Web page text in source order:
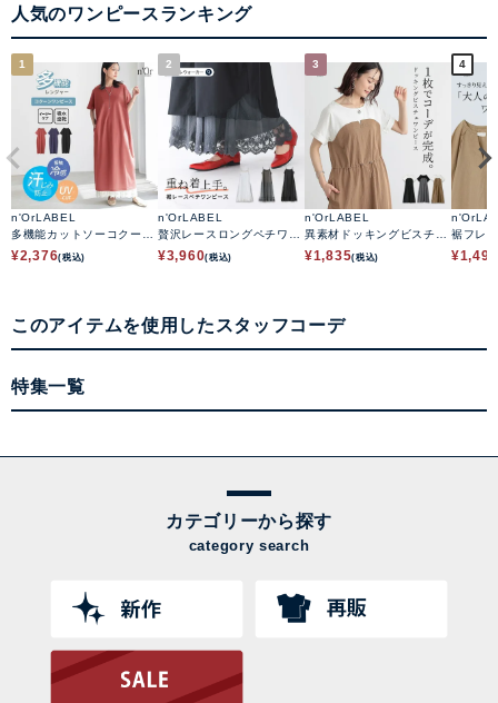
人気のワンピースランキング
1
n'OrLABEL
多機能カットソーコクーン
ワンピース
¥2,376(税込)
2
n'OrLABEL
贅沢レースロングペチワン
ピース
¥3,960(税込)
3
n'OrLABEL
異素材ドッキングビスチェ
ワンピース
¥1,835(税込)
4
裾フレ
ース
¥1,493
このアイテムを使用したスタッフコーデ
特集一覧
カテゴリーから探す
category search